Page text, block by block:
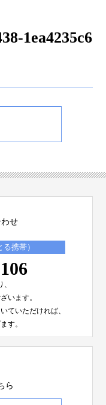
1ea4235c6
せ
携帯）
います。
ていただければ、
す。
ら